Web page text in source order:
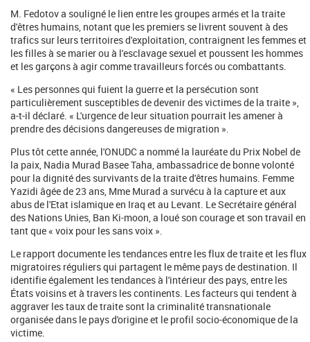
M. Fedotov a souligné le lien entre les groupes armés et la traite
d'êtres humains, notant que les premiers se livrent souvent à des
trafics sur leurs territoires d'exploitation, contraignent les femmes et
les filles à se marier ou à l'esclavage sexuel et poussent les hommes
et les garçons à agir comme travailleurs forcés ou combattants.
« Les personnes qui fuient la guerre et la persécution sont
particulièrement susceptibles de devenir des victimes de la traite »,
a-t-il déclaré. « L'urgence de leur situation pourrait les amener à
prendre des décisions dangereuses de migration ».
Plus tôt cette année, l'ONUDC a nommé la lauréate du Prix Nobel de
la paix, Nadia Murad Basee Taha, ambassadrice de bonne volonté
pour la dignité des survivants de la traite d'êtres humains. Femme
Yazidi âgée de 23 ans, Mme Murad a survécu à la capture et aux
abus de l'Etat islamique en Iraq et au Levant. Le Secrétaire général
des Nations Unies, Ban Ki-moon, a loué son courage et son travail en
tant que « voix pour les sans voix ».
Le rapport documente les tendances entre les flux de traite et les flux
migratoires réguliers qui partagent le même pays de destination. Il
identifie également les tendances à l'intérieur des pays, entre les
États voisins et à travers les continents. Les facteurs qui tendent à
aggraver les taux de traite sont la criminalité transnationale
organisée dans le pays d'origine et le profil socio-économique de la
victime.